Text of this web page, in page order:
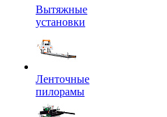
Вытяжные
установки
Ленточные
пилорамы